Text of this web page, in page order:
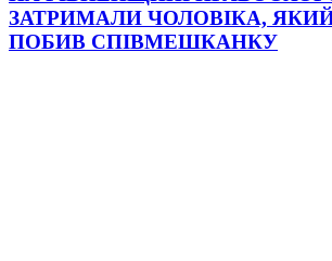
ЗАТРИМАЛИ ЧОЛОВІКА,
ПОБИВ СПІВМЕШКАНКУ